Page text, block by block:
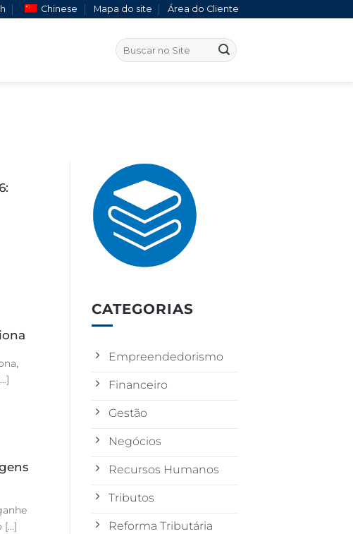
Chinese Mapa do site Área do Cliente
CATEGORIAS
Empreendedorismo
Financeiro
Gestão
Negócios
Recursos Humanos
Tributos
Reforma Tributária